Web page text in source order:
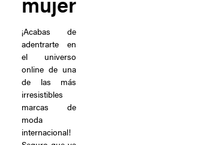
¡Acabas de
adentrarte en
el universo
online de una
de las más
irresistibles
marcas de
moda
internacional!